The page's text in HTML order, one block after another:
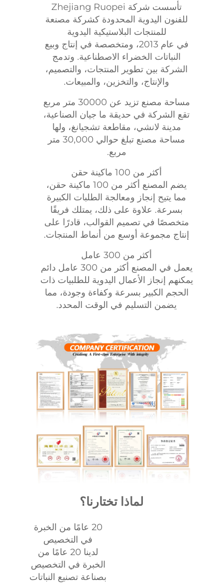
تأسست شركة Zhejiang Ruopei
للفنون اليدوية المحدودة كشركة مصنعة
للمنتجات البلاستيكية اليدوية
في عام 2013، ومتخصصة في إنتاج وبيع
النباتات الخضراء الاصطناعية. وتدمج
الشركة بين تطوير المنتجات، والتصميم،
والإنتاج، والتخزين، والمبيعات.
مساحة مصنع تزيد عن 30000 متر مربع
تقع الشركة في حديقة ما جيان الصناعية،
مدينة لانشي، مقاطعة تشجيانغ، ولها
مساحة مصنع تبلغ حوالي 30,000 متر
مربع.
أكثر من 100 ماكينة حقن
يضم المصنع أكثر من 100 ماكينة حقن،
مما يتيح إنجاز ومعالجة الطلبات الكبيرة
بسرعة. علاوة على ذلك، يمتلك فريقًا
متخصصًا في تصميم القوالب، قادرًا على
إنتاج مجموعة أوسع من أنماط المنتجات.
أكثر من 300 عامل
يعمل في المصنع أكثر من 300 عامل دائم
يمكنهم إنجاز الأعمال اليدوية للطلبيات ذات
الحجم الكبير بسرعة وكفاءة وجودة، مما
يضمن التسليم في الوقت المحدد.
لماذا تختارنا؟
20 عامًا من الخبرة
في التخصيص
لدينا 20 عامًا من
الخبرة في التخصيص
بصناعة تصنيع النباتات